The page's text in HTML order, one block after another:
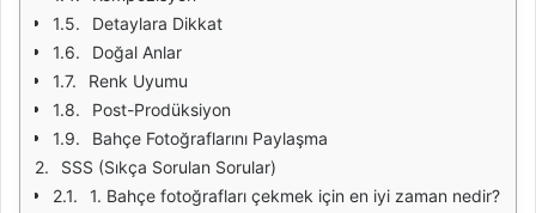
Detaylara Dikkat
Doğal Anlar
Renk Uyumu
Post-Prodüksiyon
Bahçe Fotoğraflarını Paylaşma
SSS (Sıkça Sorulan Sorular)
1. Bahçe fotoğrafları çekmek için en iyi zaman nedir?